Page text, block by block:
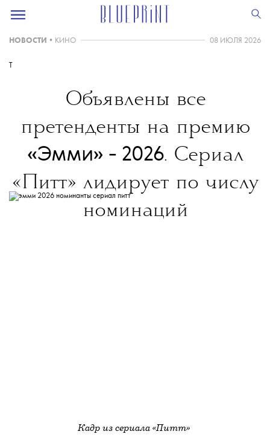
НОВОСТИ • КИНО 08 ИЮЛЯ 2026
T
Объявлены все
претенденты на премию
«Эмми» - 2026. Сериал
«Питт» лидирует по числу
номинаций
Кадр из сериала «Питт»